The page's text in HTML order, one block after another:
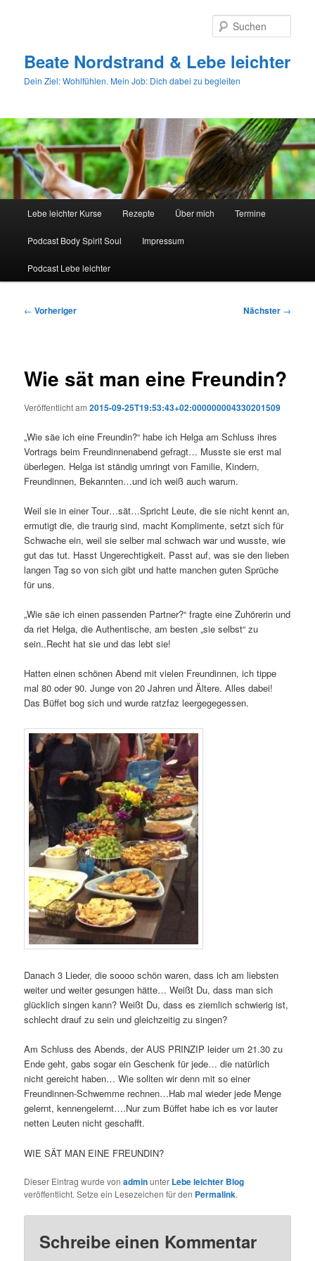
Beate Nordstrand & Lebe leichter
Dein Ziel: Wohlfühlen. Mein Job: Dich dabei zu begleiten
Lebe leichter Kurse Rezepte Über mich Termine
Podcast Body Spirit Soul Impressum
Podcast Lebe leichter
Beitragsnavigation
← Vorheriger Nächster →
Wie sät man eine Freundin?
Veröffentlicht am2015-09-25T19:53:43+02:000000004330201509
„Wie säe ich eine Freundin?“ habe ich Helga am Schluss ihres
Vortrags beim Freundinnenabend gefragt… Musste sie erst mal
überlegen. Helga ist ständig umringt von Familie, Kindern,
Freundinnen, Bekannten…und ich weiß auch warum.
Weil sie in einer Tour…sät…Spricht Leute, die sie nicht kennt an,
ermutigt die, die traurig sind, macht Komplimente, setzt sich für
Schwache ein, weil sie selber mal schwach war und wusste, wie
gut das tut. Hasst Ungerechtigkeit. Passt auf, was sie den lieben
langen Tag so von sich gibt und hatte manchen guten Sprüche
für uns.
„Wie säe ich einen passenden Partner?“ fragte eine Zuhörerin und
da riet Helga, die Authentische, am besten „sie selbst“ zu
sein..Recht hat sie und das lebt sie!
Hatten einen schönen Abend mit vielen Freundinnen, ich tippe
mal 80 oder 90. Junge von 20 Jahren und Ältere. Alles dabei!
Das Büffet bog sich und wurde ratzfaz leergegegessen.
Danach 3 Lieder, die soooo schön waren, dass ich am liebsten
weiter und weiter gesungen hätte… Weißt Du, dass man sich
glücklich singen kann? Weißt Du, dass es ziemlich schwierig ist,
schlecht drauf zu sein und gleichzeitig zu singen?
Am Schluss des Abends, der AUS PRINZIP leider um 21.30 zu
Ende geht, gabs sogar ein Geschenk für jede… die natürlich
nicht gereicht haben… Wie sollten wir denn mit so einer
Freundinnen-Schwemme rechnen…Hab mal wieder jede Menge
gelernt, kennengelernt….Nur zum Büffet habe ich es vor lauter
netten Leuten nicht geschafft.
WIE SÄT MAN EINE FREUNDIN?
Dieser Eintrag wurde vonadminunter Lebe leichter Blog
veröffentlicht. Setze ein Lesezeichen für den Permalink.
Schreibe einen Kommentar